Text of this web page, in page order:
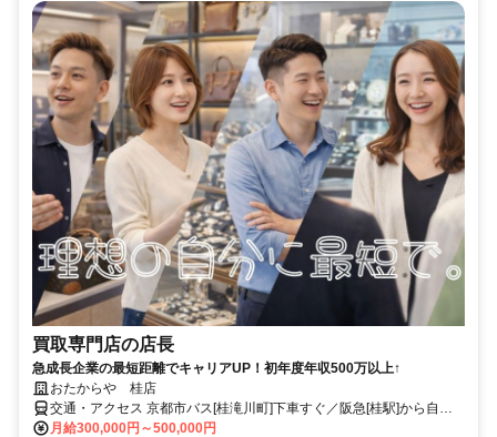
買取専門店の店長
急成長企業の最短距離でキャリアUP！初年度年収500万以上↑
おたからや 桂店
交通・アクセス 京都市バス[桂滝川町]下車すぐ／阪急[桂駅]から自転
車6分／JR[西大路駅]から自転車15分
月給300,000円～500,000円